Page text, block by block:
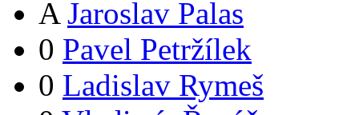
A Jaroslav Palas
0 Pavel Petržílek
0 Ladislav Rymeš